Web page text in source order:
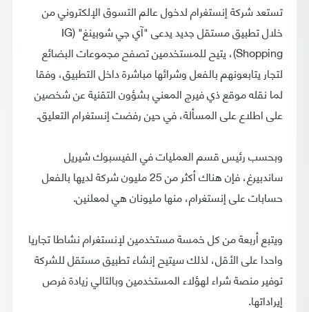
تستعد شركة إنستغرام لدخول عالم التسوق الإلكتروني من
خلال تطبيق مستقل جديد يدعى "آي جي شوبينغ" (IG
Shopping)، يتيح للمستخدمين تصفح مجموعات البضائع
لتجار يتابعونهم بالفعل وشرائها مباشرة داخل التطبيق، وفقا
لما نقله موقع ذي فيرج المعني بشؤون التقنية عن شخصين
على اطلاع على المسألة، في حين رفضت إنستغرام التعليق.
وبحسب رئيس قسم العمليات في الفيسبوك شيريل
ساندبيرغ، فإن هناك أكثر من 25 مليون شركة لديها بالفعل
حسابات على إنستغرام، منها مليونان هي لمعلنين.
ويتبع أربعة من كل خمسة مستخدمين لإنستغرام نشاطا تجاريا
واحدا على الأقل، لذلك سيتيح إنشاء تطبيق مستقل للشركة
توفير منصة شراء لهؤلاء المستخدمين وبالتالي زيادة فرص
إيراداتها.